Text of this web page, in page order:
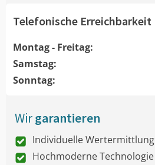
Telefonische Erreichbarkeit
Montag - Freitag:
Samstag:
Sonntag:
Wirgarantieren
Individuelle Wertermittlung
Hochmoderne Technologie